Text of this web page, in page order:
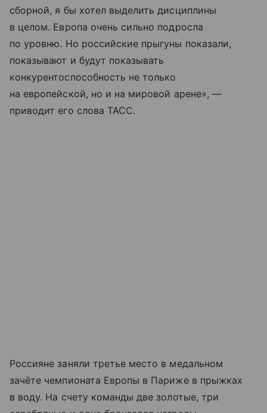
сборной, я бы хотел выделить дисциплины
в целом. Европа очень сильно подросла
по уровню. Но российские прыгуны показали,
показывают и будут показывать
конкурентоспособность не только
на европейской, но и на мировой арене», —
приводит его слова ТАСС.
Россияне заняли третье место в медальном
зачёте чемпионата Европы в Париже в прыжках
в воду. На счету команды две золотые, три